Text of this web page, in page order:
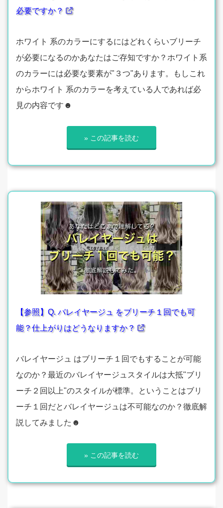
必要ですか？
ホワイト 系のカラーにするにはどれくらいブリーチ
が必要になるのかあなたはご存知ですか？ホワイト系
のカラーには必要な要素が"３つ"あります。もしこれ
からホワイト 系のカラーを考えている人であれば必
見の内容です☻
» この記事を読む
【参照】Q. バレイヤージュ をブリーチ１回でも可
能？仕上がりはどうなりますか？
バレイヤージュ はブリーチ１回でもすることが可能
なのか？最近のバレイヤージュスタイルは大抵"ブリ
ーチ２回以上"のスタイルが標準。ということはブリ
ーチ１回だとバレイヤージュは不可能なのか？徹底解
説してみました☻
» この記事を読む